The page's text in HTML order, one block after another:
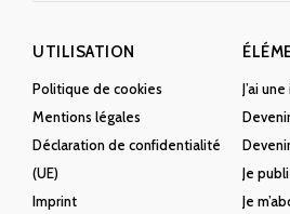
UTILISATION
Politique de cookies
Mentions légales
Déclaration de confidentialité
(UE)
Imprint
J’ai
Je
Je